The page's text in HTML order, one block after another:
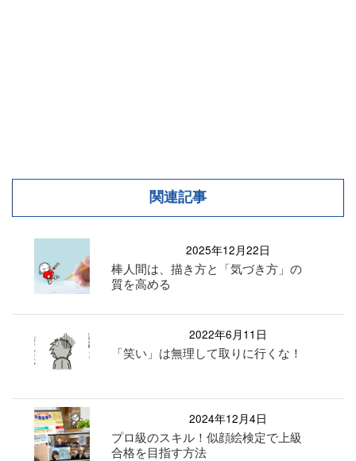
関連記事
2025年12月22日
棒人間は、描き方と「気づき方」の
質を高める
2022年6月11日
「笑い」は無理して取りに行くな！
2024年12月4日
プロ級のスキル！似顔絵検定で上級
合格を目指す方法